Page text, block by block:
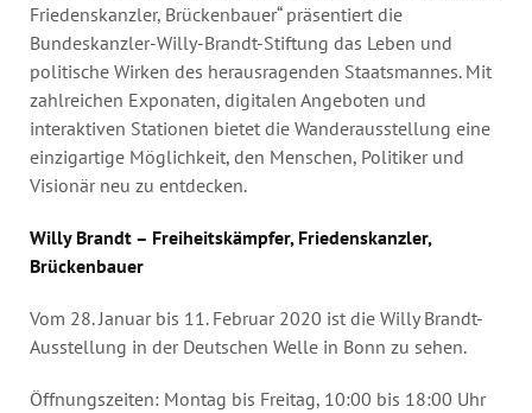
Friedenskanzler, Brückenbauer“ präsentiert die
Bundeskanzler-Willy-Brandt-Stiftung das Leben und
politische Wirken des herausragenden Staatsmannes. Mit
zahlreichen Exponaten, digitalen Angeboten und
interaktiven Stationen bietet die Wanderausstellung eine
einzigartige Möglichkeit, den Menschen, Politiker und
Visionär neu zu entdecken.
Willy Brandt – Freiheitskämpfer, Friedenskanzler,
Brückenbauer
Vom 28. Januar bis 11. Februar 2020 ist die Willy Brandt-
Ausstellung in der Deutschen Welle in Bonn zu sehen.
Öffnungszeiten: Montag bis Freitag, 10:00 bis 18:00 Uhr